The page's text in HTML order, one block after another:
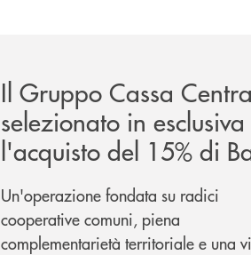
Il Gruppo Cassa
selezionato in
l'acquisto del 15% di
Cambiano 1884
Un'operazione fondata su radici
cooperative comuni, piena
complementarietà territoriale e una